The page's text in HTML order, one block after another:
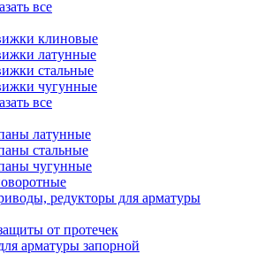
все
клиновые
латунные
стальные
чугунные
все
латунные
стальные
чугунные
редукторы для арматуры
от протечек
арматуры запорной